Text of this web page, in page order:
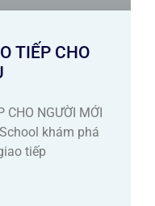
TIẾP CHO
CHO NGƯỜI MỚI
khám phá
tiếp